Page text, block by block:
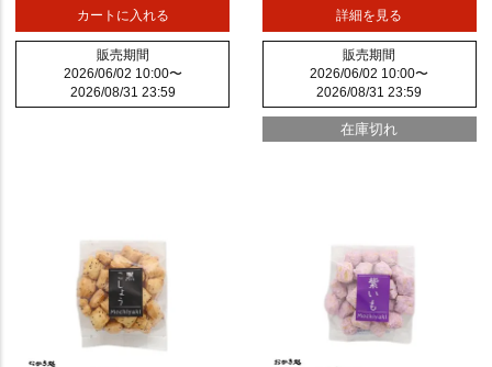
カートに入れる
販売期間
2026/06/02 10:00〜
2026/08/31 23:59
詳細を見る
販売期間
2026/06/02 10:00〜
2026/08/31 23:59
在庫切れ